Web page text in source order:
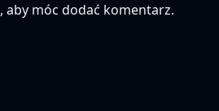
, aby móc dodać komentarz.